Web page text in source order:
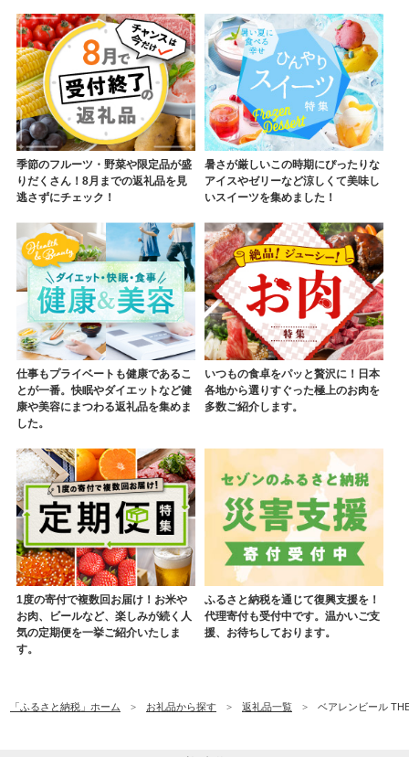
季節のフルーツ・野菜や限定品が盛
りだくさん！8月までの返礼品を見
逃さずにチェック！
暑さが厳しいこの時期にぴったりな
アイスやゼリーなど涼しくて美味し
いスイーツを集めました！
仕事もプライベートも健康であるこ
とが一番。快眠やダイエットなど健
康や美容にまつわる返礼品を集めま
した。
いつもの食卓をパッと贅沢に！日本
各地から選りすぐった極上のお肉を
多数ご紹介します。
1度の寄付で複数回お届け！お米や
お肉、ビールなど、楽しみが続く人
気の定期便を一挙ご紹介いたしま
す。
ふるさと納税を通じて復興支援を！
代理寄付も受付中です。温かいご支
援、お待ちしております。
「ふるさと納税」ホーム お礼品から探す 返礼品一覧 ベアレンビール